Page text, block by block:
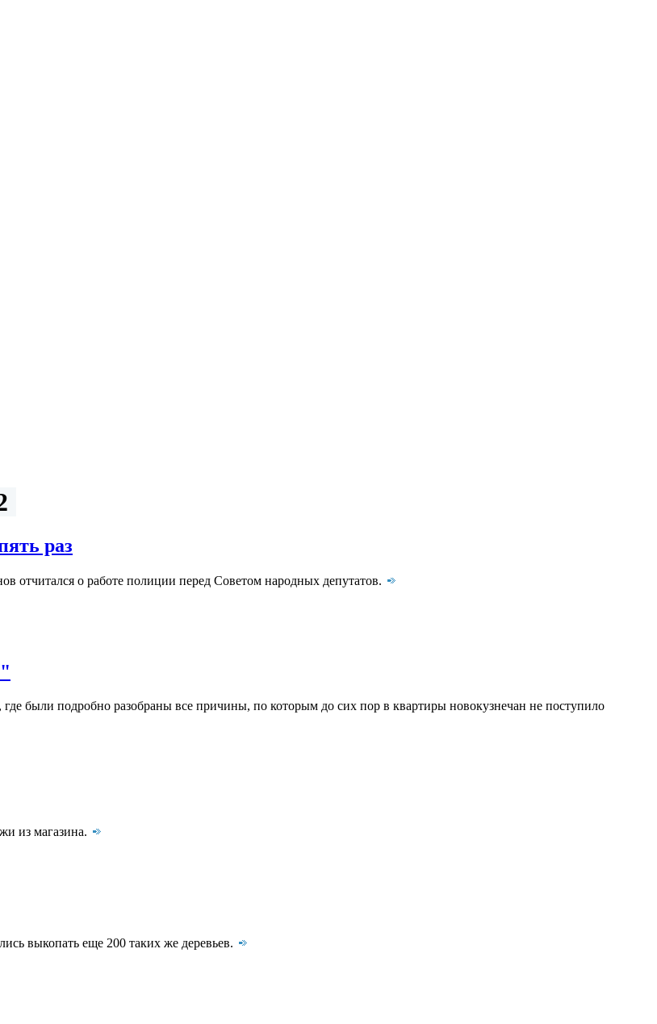
раз
о работе полиции перед Советом народных депутатов.
были подробно разобраны все причины, по которым до сих пор в квартиры новокузнечан не поступило
из магазина.
выкопать еще 200 таких же деревьев.